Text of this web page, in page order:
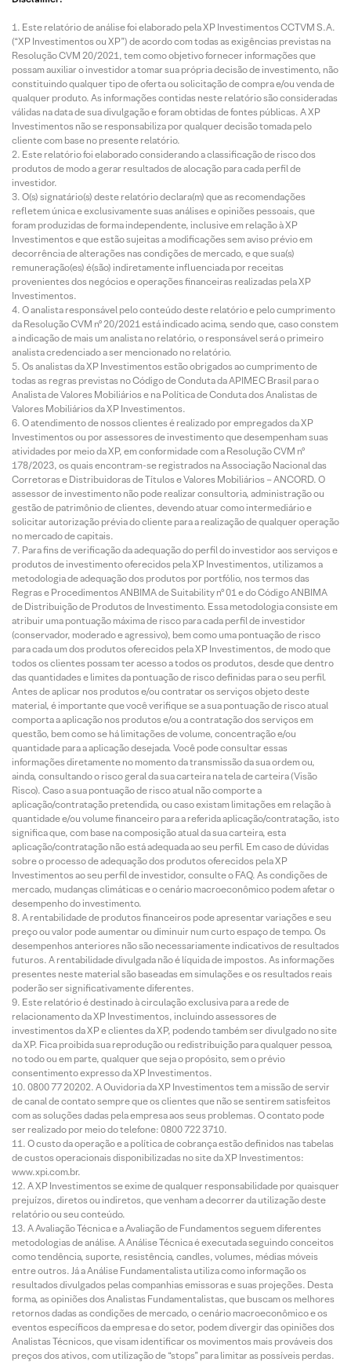
Este relatório de análise foi elaborado pela XP Investimentos CCTVM S.A.
(“XP Investimentos ou XP”) de acordo com todas as exigências previstas na
Resolução CVM 20/2021, tem como objetivo fornecer informações que
possam auxiliar o investidor a tomar sua própria decisão de investimento, não
constituindo qualquer tipo de oferta ou solicitação de compra e/ou venda de
qualquer produto. As informações contidas neste relatório são consideradas
válidas na data de sua divulgação e foram obtidas de fontes públicas. A XP
Investimentos não se responsabiliza por qualquer decisão tomada pelo
cliente com base no presente relatório.
Este relatório foi elaborado considerando a classificação de risco dos
produtos de modo a gerar resultados de alocação para cada perfil de
investidor.
O(s) signatário(s) deste relatório declara(m) que as recomendações
refletem única e exclusivamente suas análises e opiniões pessoais, que
foram produzidas de forma independente, inclusive em relação à XP
Investimentos e que estão sujeitas a modificações sem aviso prévio em
decorrência de alterações nas condições de mercado, e que sua(s)
remuneração(es) é(são) indiretamente influenciada por receitas
provenientes dos negócios e operações financeiras realizadas pela XP
Investimentos.
O analista responsável pelo conteúdo deste relatório e pelo cumprimento
da Resolução CVM nº 20/2021 está indicado acima, sendo que, caso constem
a indicação de mais um analista no relatório, o responsável será o primeiro
analista credenciado a ser mencionado no relatório.
Os analistas da XP Investimentos estão obrigados ao cumprimento de
todas as regras previstas no Código de Conduta da APIMEC Brasil para o
Analista de Valores Mobiliários e na Política de Conduta dos Analistas de
Valores Mobiliários da XP Investimentos.
O atendimento de nossos clientes é realizado por empregados da XP
Investimentos ou por assessores de investimento que desempenham suas
atividades por meio da XP, em conformidade com a Resolução CVM nº
178/2023, os quais encontram-se registrados na Associação Nacional das
Corretoras e Distribuidoras de Títulos e Valores Mobiliários – ANCORD. O
assessor de investimento não pode realizar consultoria, administração ou
gestão de patrimônio de clientes, devendo atuar como intermediário e
solicitar autorização prévia do cliente para a realização de qualquer operação
no mercado de capitais.
Para fins de verificação da adequação do perfil do investidor aos serviços e
produtos de investimento oferecidos pela XP Investimentos, utilizamos a
metodologia de adequação dos produtos por portfólio, nos termos das
Regras e Procedimentos ANBIMA de Suitability nº 01 e do Código ANBIMA
de Distribuição de Produtos de Investimento. Essa metodologia consiste em
atribuir uma pontuação máxima de risco para cada perfil de investidor
(conservador, moderado e agressivo), bem como uma pontuação de risco
para cada um dos produtos oferecidos pela XP Investimentos, de modo que
todos os clientes possam ter acesso a todos os produtos, desde que dentro
das quantidades e limites da pontuação de risco definidas para o seu perfil.
Antes de aplicar nos produtos e/ou contratar os serviços objeto deste
material, é importante que você verifique se a sua pontuação de risco atual
comporta a aplicação nos produtos e/ou a contratação dos serviços em
questão, bem como se há limitações de volume, concentração e/ou
quantidade para a aplicação desejada. Você pode consultar essas
informações diretamente no momento da transmissão da sua ordem ou,
ainda, consultando o risco geral da sua carteira na tela de carteira (Visão
Risco). Caso a sua pontuação de risco atual não comporte a
aplicação/contratação pretendida, ou caso existam limitações em relação à
quantidade e/ou volume financeiro para a referida aplicação/contratação, isto
significa que, com base na composição atual da sua carteira, esta
aplicação/contratação não está adequada ao seu perfil. Em caso de dúvidas
sobre o processo de adequação dos produtos oferecidos pela XP
Investimentos ao seu perfil de investidor, consulte o FAQ. As condições de
mercado, mudanças climáticas e o cenário macroeconômico podem afetar o
desempenho do investimento.
A rentabilidade de produtos financeiros pode apresentar variações e seu
preço ou valor pode aumentar ou diminuir num curto espaço de tempo. Os
desempenhos anteriores não são necessariamente indicativos de resultados
futuros. A rentabilidade divulgada não é líquida de impostos. As informações
presentes neste material são baseadas em simulações e os resultados reais
poderão ser significativamente diferentes.
Este relatório é destinado à circulação exclusiva para a rede de
relacionamento da XP Investimentos, incluindo assessores de
investimentos da XP e clientes da XP, podendo também ser divulgado no site
da XP. Fica proibida sua reprodução ou redistribuição para qualquer pessoa,
no todo ou em parte, qualquer que seja o propósito, sem o prévio
consentimento expresso da XP Investimentos.
0800 77 20202. A Ouvidoria da XP Investimentos tem a missão de servir
de canal de contato sempre que os clientes que não se sentirem satisfeitos
com as soluções dadas pela empresa aos seus problemas. O contato pode
ser realizado por meio do telefone: 0800 722 3710.
O custo da operação e a política de cobrança estão definidos nas tabelas
de custos operacionais disponibilizadas no site da XP Investimentos:
www.xpi.com.br.
A XP Investimentos se exime de qualquer responsabilidade por quaisquer
prejuízos, diretos ou indiretos, que venham a decorrer da utilização deste
relatório ou seu conteúdo.
A Avaliação Técnica e a Avaliação de Fundamentos seguem diferentes
metodologias de análise. A Análise Técnica é executada seguindo conceitos
como tendência, suporte, resistência, candles, volumes, médias móveis
entre outros. Já a Análise Fundamentalista utiliza como informação os
resultados divulgados pelas companhias emissoras e suas projeções. Desta
forma, as opiniões dos Analistas Fundamentalistas, que buscam os melhores
retornos dadas as condições de mercado, o cenário macroeconômico e os
eventos específicos da empresa e do setor, podem divergir das opiniões dos
Analistas Técnicos, que visam identificar os movimentos mais prováveis dos
preços dos ativos, com utilização de “stops” para limitar as possíveis perdas.